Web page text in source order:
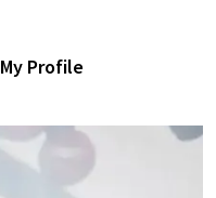
My Profile